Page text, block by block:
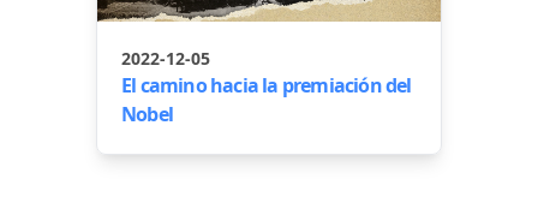
2022-12-05
El camino hacia la premiación del
Nobel